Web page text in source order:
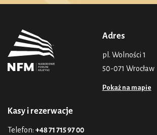
Adres
pl. Wolności 1
50-071 Wrocław
Pokaż na mapie
Kasy i rezerwacje
Telefon: +48 71 715 97 00